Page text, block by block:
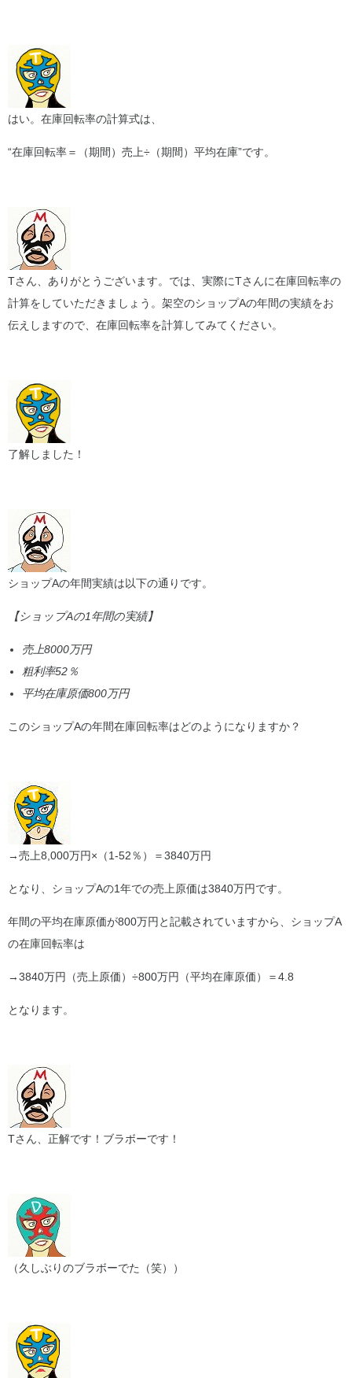
はい。在庫回転率の計算式は、
“在庫回転率＝（期間）売上÷（期間）平均在庫”です。
Tさん、ありがとうございます。では、実際にTさんに在庫回転率の
計算をしていただきましょう。架空のショップAの年間の実績をお
伝えしますので、在庫回転率を計算してみてください。
了解しました！
ショップAの年間実績は以下の通りです。
【ショップAの1年間の実績】
売上8000万円
粗利率52％
平均在庫原価800万円
このショップAの年間在庫回転率はどのようになりますか？
→売上8,000万円×（1-52％）＝3840万円
となり、ショップAの1年での売上原価は3840万円です。
年間の平均在庫原価が800万円と記載されていますから、ショップA
の在庫回転率は
→3840万円（売上原価）÷800万円（平均在庫原価）＝4.8
となります。
Tさん、正解です！ブラボーです！
（久しぶりのブラボーでた（笑））